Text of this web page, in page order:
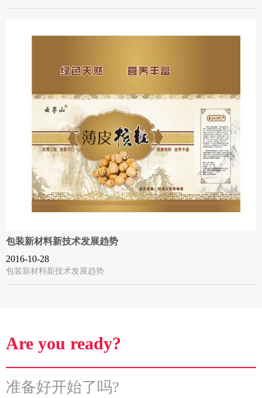
包装新材料新技术发展趋势
2016-10-28
包装新材料新技术发展趋势
Are you ready?
准备好开始了吗?